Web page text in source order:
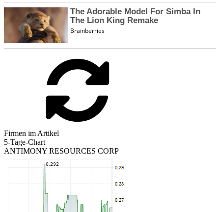
Firmen im Artikel
5-Tage-Chart
ANTIMONY RESOURCES CORP